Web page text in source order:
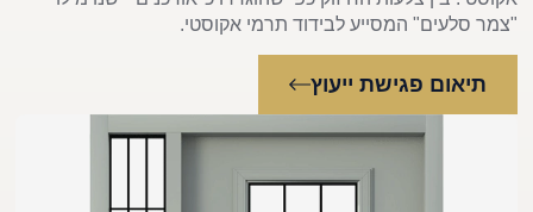
"צמר סלעים" המסייע לבידוד תרמי אקוסטי.
תיאום פגישת ייעוץ